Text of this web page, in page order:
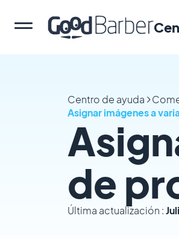
Centro de ayuda
Asignar imágenes a
de
Última actualización :